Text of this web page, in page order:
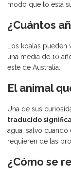
modo que lo está
¿Cuántos
Los koalas pueden
una media de 10
este de Australia.
El animal
Una de sus
traducido
agua, salvo cuando
requieren de las
¿Cómo se